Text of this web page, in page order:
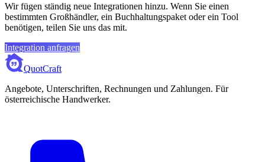
Wir fügen ständig neue Integrationen hinzu. Wenn Sie einen
bestimmten Großhändler, ein Buchhaltungspaket oder ein Tool
benötigen, teilen Sie uns das mit.
Integration anfragen
QuotCraft
Angebote, Unterschriften, Rechnungen und Zahlungen. Für
österreichische Handwerker.